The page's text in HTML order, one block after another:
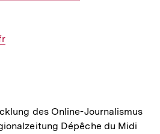
des Online-Journalismus
Dépêche du Midi